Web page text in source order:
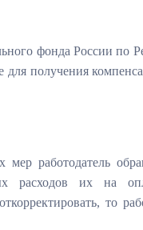
фонда России по
для получения
работодатель
расходов их на
то